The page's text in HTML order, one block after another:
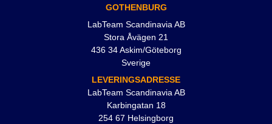
GOTHENBURG
LabTeam Scandinavia AB
Stora Åvägen 21
436 34 Askim/Göteborg
Sverige
LEVERINGSADRESSE
LabTeam Scandinavia AB
Karbingatan 18
254 67 Helsingborg